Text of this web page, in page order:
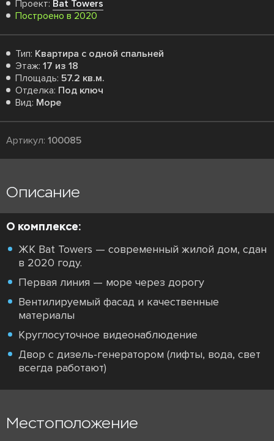
Проект: Bat Towers
Построено в 2020
Тип: Квартира с одной спальней
Этаж: 17 из 18
Площадь: 57.2 кв.м.
Отделка: Под ключ
Вид: Море
Артикул: 100085
Описание
О комплексе:
ЖК Bat Towers — современный жилой дом, сдан
в 2020 году.
Первая линия — море через дорогу
Вентилируемый фасад и качественные
материалы
Круглосуточное видеонаблюдение
Двор с дизель-генератором (лифты, вода, свет
всегда работают)
Местоположение